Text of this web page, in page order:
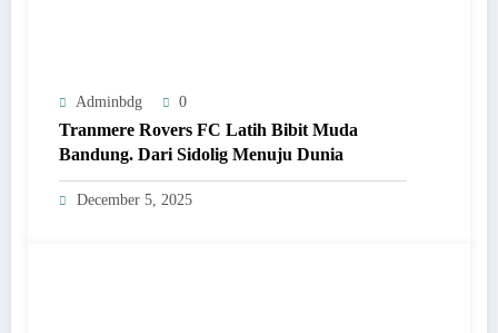
Adminbdg 0
Tranmere Rovers FC Latih Bibit Muda
Bandung. Dari Sidolig Menuju Dunia
December 5, 2025